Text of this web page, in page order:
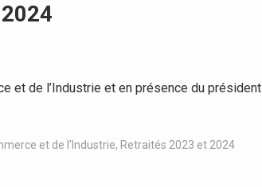
et de l’Industrie et en présence du président
et de l'Industrie, Retraités 2023 et 2024